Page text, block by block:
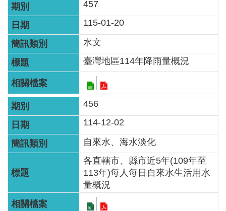
網
站
資
料
開
放
宣
告
隱
私
權
護
策
457
115-01-20
水文
臺灣地區114年降雨量概況
456
114-12-02
自來水、海水淡化
各直轄市、縣市近5年(109年至
113年)每人每日自來水生活用水
量概況